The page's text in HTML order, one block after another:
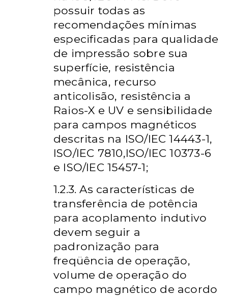
possuir todas as
recomendações mínimas
especificadas para qualidade
de impressão sobre sua
superfície, resistência
mecânica, recurso
anticolisão, resistência a
Raios-X e UV e sensibilidade
para campos magnéticos
descritas na ISO/IEC 14443-1,
ISO/IEC 7810,ISO/IEC 10373-6
e ISO/IEC 15457-1;
1.2.3. As características de
transferência de potência
para acoplamento indutivo
devem seguir a
padronização para
freqüência de operação,
volume de operação do
campo magnético de acordo